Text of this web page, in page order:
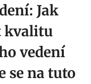
Jak⁢
kvalitu‍
vedení
se na tuto